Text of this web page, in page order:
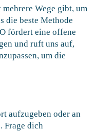
Wege gibt, um
die beste Methode
fördert eine offene
und ruft uns auf,
um die
aufzugeben oder an
Frage dich